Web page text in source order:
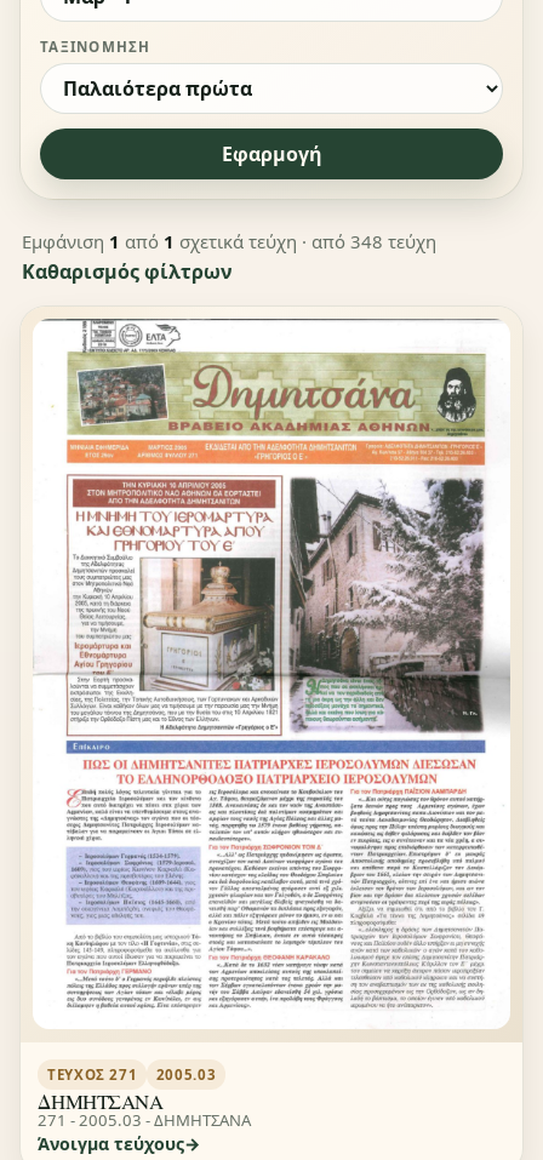
ΤΑΞΙΝΌΜΗΣΗ
Εφαρμογή
Εμφάνιση 1 από 1 σχετικά τεύχη · από 348 τεύχη
Καθαρισμός φίλτρων
ΤΕΎΧΟΣ 271 2005.03
ΔΗΜΗΤΣΑΝΑ
271 - 2005.03 - ΔΗΜΗΤΣΑΝΑ
Άνοιγμα τεύχους